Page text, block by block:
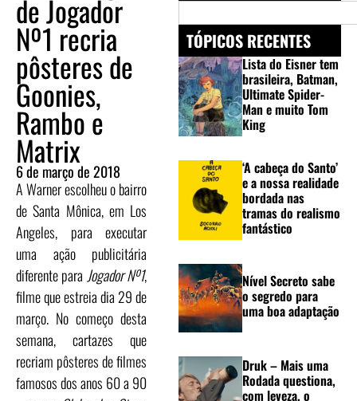
de Jogador
Nº1 recria
pôsteres de
Goonies,
Rambo e
Matrix
6 de março de 2018
A Warner escolheu o bairro
de Santa Mônica, em Los
Angeles, para executar
uma ação publicitária
diferente para Jogador Nº1,
filme que estreia dia 29 de
março. No começo desta
semana, cartazes que
recriam pôsteres de filmes
famosos dos anos 60 a 90
TÓPICOS RECENTES
Lista do Eisner tem
brasileira, Batman,
Ultimate Spider-
Man e muito Tom
King
‘A cabeça do Santo’
e a nossa realidade
bordada nas
tramas do realismo
fantástico
Nível Secreto sabe
o segredo para
uma boa adaptação
Druk – Mais uma
Rodada questiona,
com leveza, o